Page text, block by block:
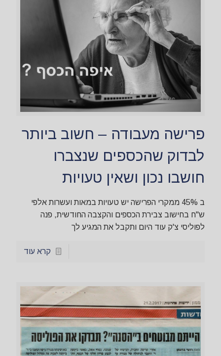
פרישה מעבודה – חשוב ביותר
לבדוק שהכספים שנצברו
חושבו נכון ושאין טעויות
ב 45% ממקרי הפרישה יש טעויות במאות ועשרות אלפי
ש"ח בחישוב צבירת הכספים והקצבה החודשית, פנה
לפוליסי צ'ק עוד היום ותקבל את המגיע לך
קרא עוד